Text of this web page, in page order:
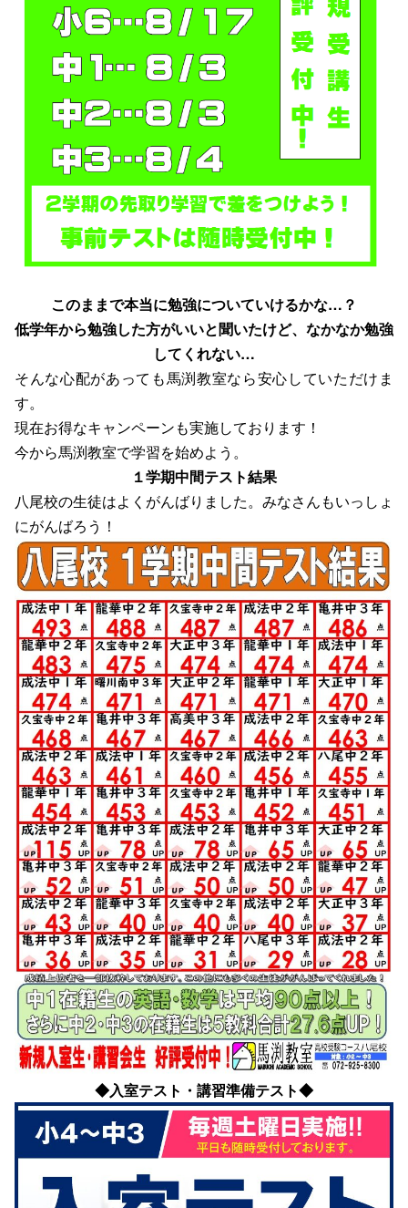
このままで本当に勉強についていけるかな…？
低学年から勉強した方がいいと聞いたけど、なかなか勉強
してくれない…
そんな心配があっても馬渕教室なら安心していただけま
す。
現在お得なキャンペーンも実施しております！
今から馬渕教室で学習を始めよう。
１学期中間テスト結果
八尾校の生徒はよくがんばりました。みなさんもいっしょ
にがんばろう！
◆入室テスト・講習準備テスト◆